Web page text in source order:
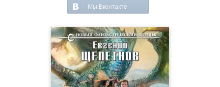
Мы Вконтакте